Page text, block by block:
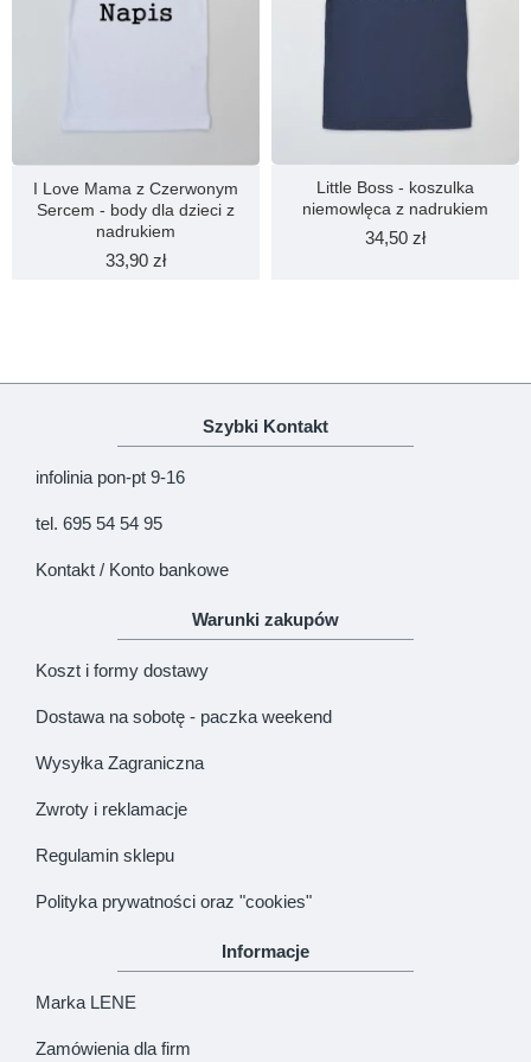
I Love Mama z Czerwonym
Sercem - body dla dzieci z
nadrukiem
33,90 zł
Little Boss - koszulka
niemowlęca z nadrukiem
34,50 zł
Szybki Kontakt
infolinia pon-pt 9-16
tel. 695 54 54 95
Kontakt / Konto bankowe
Warunki zakupów
Koszt i formy dostawy
Dostawa na sobotę - paczka weekend
Wysyłka Zagraniczna
Zwroty i reklamacje
Regulamin sklepu
Polityka prywatności oraz "cookies"
Informacje
Marka LENE
Zamówienia dla firm